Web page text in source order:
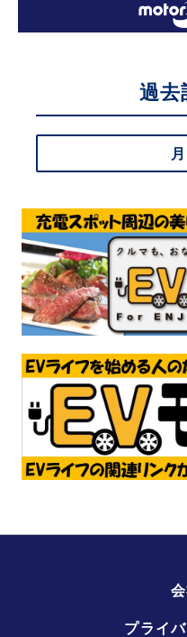
過去
プライ